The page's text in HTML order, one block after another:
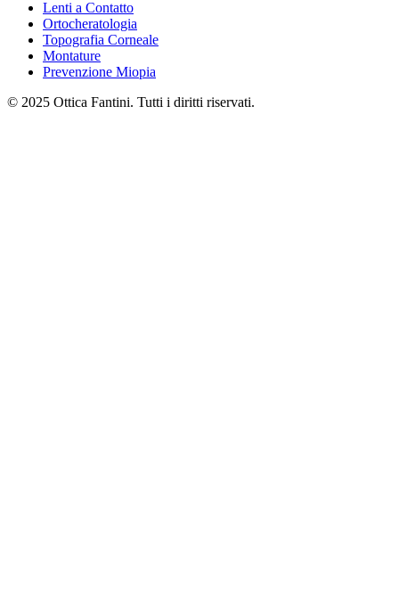
Lenti a Contatto
Ortocheratologia
Topografia Corneale
Montature
Prevenzione Miopia
© 2025 Ottica Fantini. Tutti i diritti riservati.